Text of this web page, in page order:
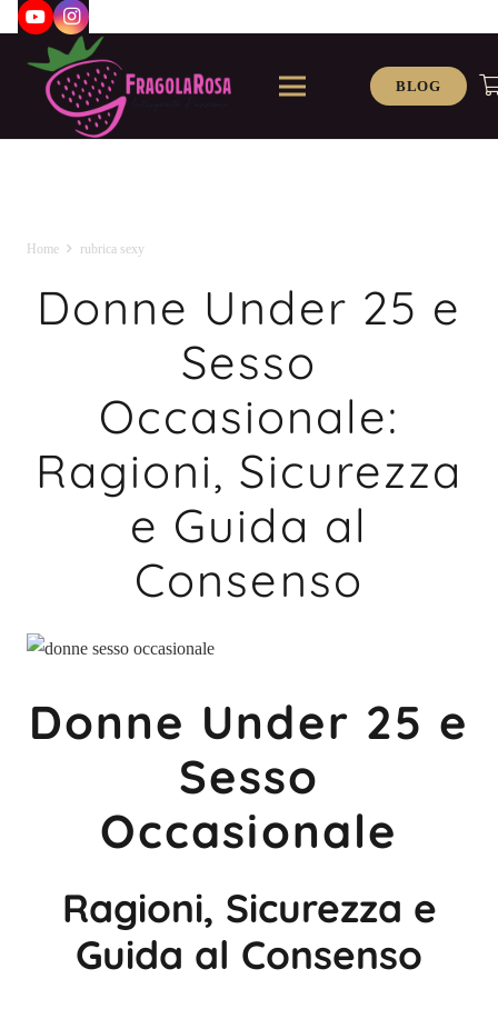
BLOG
Home rubrica sexy
Donne Under 25 e
Sesso
Occasionale:
Ragioni, Sicurezza
e Guida al
Consenso
Donne Under 25 e
Sesso
Occasionale
Ragioni, Sicurezza e
Guida al Consenso